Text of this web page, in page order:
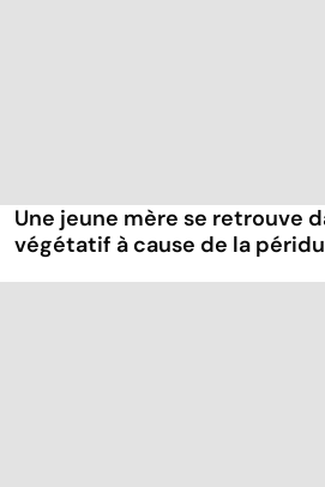
Une jeune mère se retrouve
végétatif à cause de la